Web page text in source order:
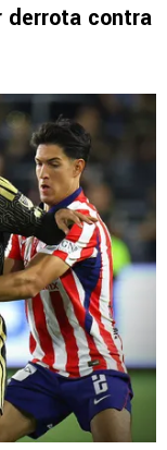
derrota contra